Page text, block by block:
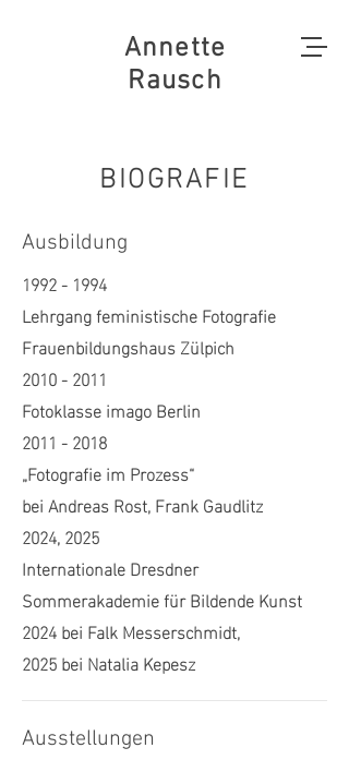
Annette
Rausch
BIOGRAFIE
Ausbildung
1992 - 1994
Lehrgang feministische Fotografie
Frauenbildungshaus Zülpich
2010 - 2011
Fotoklasse imago Berlin
2011 - 2018
„Fotografie im Prozess“
bei Andreas Rost, Frank Gaudlitz
2024, 2025
Internationale Dresdner
Sommerakademie für Bildende Kunst
2024 bei Falk Messerschmidt,
2025 bei Natalia Kepesz
Ausstellungen